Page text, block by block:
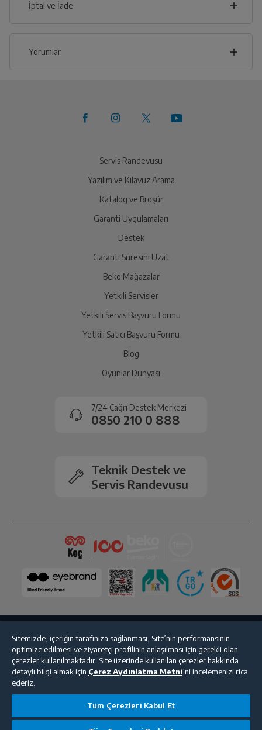
İptal ve İade
Siparişlerim sayfasından iade etmek istediğiniz ürünü
Yetkili Servis İade Randevusu
Oluşturun
Ürünü eksiksiz ve hasarsız olarak faturası ile birlikte
İade Talebiniz Onaylansın
Yetkili servis gerekli kontrolleri sağladıktan sonra İade
süreciniz tamamlanacaktır.
Ücretiniz İade Edilsin
gerçekleşecektir.
Yorumlar
İlk yorumu sen yap!
Servis Randevusu
Yazılım ve Kılavuz Arama
Katalog ve Broşür
Garanti Uygulamaları
Destek
Garanti Süresini Uzat
Beko Mağazalar
Yetkili Servisler
Yetkili Servis Başvuru Formu
Yetkili Satıcı Başvuru Formu
Blog
Oyunlar Dünyası
7/24 Çağrı Destek Merkezi
0850 210 0 888
Teknik Destek ve
Servis Randevusu
Bize Ulaşın Kişisel Verilerin Korunması İşlem Rehberi
Satış Sözleşmesi
Sitemizde, içeriğin tarafınıza sağlanması, Site’nin performansının
optimize edilmesi ve ziyaretçi profilinin anlaşılması için gerekli olan
çerezler kullanılmaktadır. Site üzerinde kullanılan çerezler hakkında
detaylı bilgi almak için Çerez Aydınlatma Metni’ni incelemenizi rica
ederiz.
Tüm Çerezleri Kabul Et